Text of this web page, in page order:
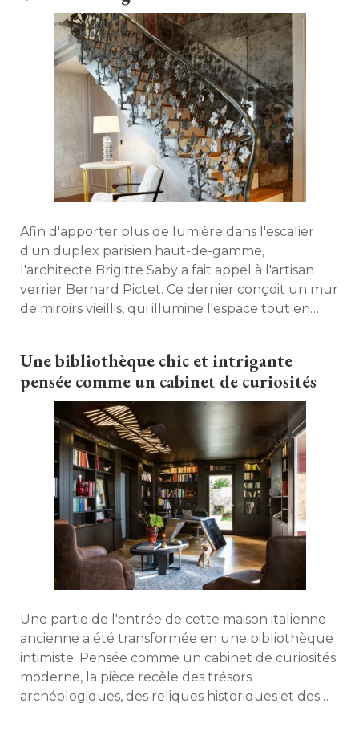
Afin d'apporter plus de lumière dans l'escalier
d'un duplex parisien haut-de-gamme,
l'architecte Brigitte Saby a fait appel à l'artisan
verrier Bernard Pictet. Ce dernier conçoit un mur
de miroirs vieillis, qui illumine l'espace tout en
Une bibliothèque chic et intrigante
pensée comme un cabinet de curiosités
Une partie de l'entrée de cette maison italienne
ancienne a été transformée en une bibliothèque
intimiste. Pensée comme un cabinet de curiosités
moderne, la pièce recèle des trésors
archéologiques, des reliques historiques et des